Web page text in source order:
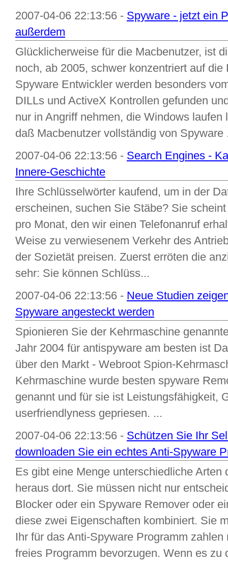
2007-04-06 22:13:56 - Spyware - jetzt ein
außerdem
Glücklicherweise für die Macbenutzer, ist
noch, ab 2005, schwer konzentriert auf
Spyware Entwickler werden besonders
DILLs und ActiveX Kontrollen gefunden
nur in Angriff nehmen, die Windows
daß Macbenutzer vollständig von Spyware
2007-04-06 22:13:56 - Search Engines -
Innere-Geschichte
Ihre Schlüsselwörter kaufend, um in der
erscheinen, suchen Sie Stäbe? Sie
pro Monat, den wir einen Telefonanruf
Weise zu verwiesenem Verkehr des
der Sozietät preisen. Zuerst erröten die
sehr: Sie können Schlüss...
2007-04-06 22:13:56 - Neue Studien
Spyware angesteckt werden
Spionieren Sie der Kehrmaschine
Jahr 2004 für antispyware am besten ist
über den Markt - Webroot Spion-
Kehrmaschine wurde besten spyware
genannt und für sie ist Leistungsfähigkeit,
userfriendlyness gepriesen. ...
2007-04-06 22:13:56 - Schützen Sie Ihr
downloaden Sie ein echtes Anti-Spyware
Es gibt eine Menge unterschiedliche Arten
heraus dort. Sie müssen nicht nur
Blocker oder ein Spyware Remover oder
diese zwei Eigenschaften kombiniert. Sie
Ihr für das Anti-Spyware Programm
freies Programm bevorzugen. Wenn es zu